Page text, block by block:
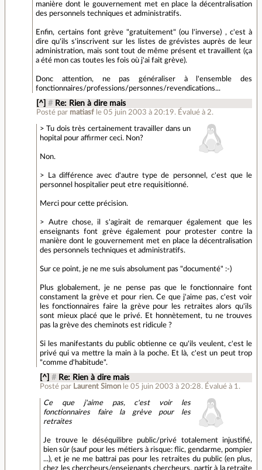
manière dont le gouvernement met en place la décentralisation
des personnels techniques et administratifs.
Enfin, certains font grève "gratuitement" (ou l'inverse) , c'est à
dire qu'ils s'inscrivent sur les listes de grévistes auprès de leur
administration, mais sont tout de même présent et travaillent (ça
a été mon cas toutes les fois où j'ai fait grève).
Donc attention, ne pas généraliser à l'ensemble des
fonctionnaires/professions/personnes/revendications...
[^] # Re: Rien à dire mais
Posté par matiasf le 05 juin 2003 à 20:19.Évalué à 2.
> Tu dois très certainement travailler dans un
hopital pour affirmer ceci. Non?
Non.
> La différence avec d'autre type de personnel, c'est que le
personnel hospitalier peut etre requisitionné.
Merci pour cette précision.
> Autre chose, il s'agirait de remarquer également que les
enseignants font grève également pour protester contre la
manière dont le gouvernement met en place la décentralisation
des personnels techniques et administratifs.
Sur ce point, je ne me suis absolument pas "documenté" :-)
Plus globalement, je ne pense pas que le fonctionnaire font
constament la grève et pour rien. Ce que j'aime pas, c'est voir
les fonctionnaires faire la grève pour les retraites alors qu'ils
sont mieux placé que le privé. Et honnètement, tu ne trouves
pas la grève des cheminots est ridicule ?
Si les manifestants du public obtienne ce qu'ils veulent, c'est le
privé qui va mettre la main à la poche. Et là, c'est un peut trop
"comme d'habitude".
[^] # Re: Rien à dire mais
Posté par Laurent Simon le 05 juin 2003 à 20:28. Évalué à 1 .
Ce que j'aime pas, c'est voir les
fonctionnaires faire la grève pour les
retraites
Je trouve le déséquilibre public/privé totalement injustifié,
bien sûr (sauf pour les métiers à risque: flic, gendarme, pompier
...), et je ne me battrai pas pour les retraites du public (en plus,
chez les chercheurs/enseignants chercheurs, partir à la retraite